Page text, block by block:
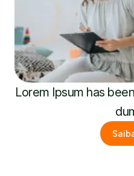
Lorem Ipsum has